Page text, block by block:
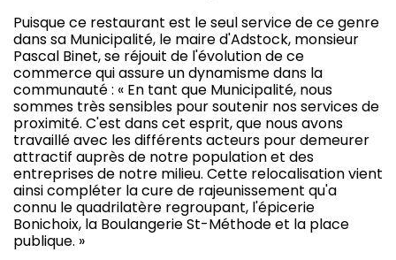
Puisque ce restaurant est le seul service de ce genre
dans sa Municipalité, le maire d'Adstock, monsieur
Pascal Binet, se réjouit de l'évolution de ce
commerce qui assure un dynamisme dans la
communauté : « En tant que Municipalité, nous
sommes très sensibles pour soutenir nos services de
proximité. C'est dans cet esprit, que nous avons
travaillé avec les différents acteurs pour demeurer
attractif auprès de notre population et des
entreprises de notre milieu. Cette relocalisation vient
ainsi compléter la cure de rajeunissement qu'a
connu le quadrilatère regroupant, l'épicerie
Bonichoix, la Boulangerie St-Méthode et la place
publique. »